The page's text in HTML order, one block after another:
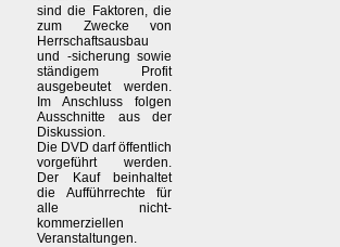
sind die Faktoren, die
zum Zwecke von
Herrschaftsausbau
und -sicherung sowie
ständigem Profit
ausgebeutet werden.
Im Anschluss folgen
Ausschnitte aus der
Diskussion.
Die DVD darf öffentlich
vorgeführt werden.
Der Kauf beinhaltet
die Aufführrechte für
alle nicht-
kommerziellen
Veranstaltungen.